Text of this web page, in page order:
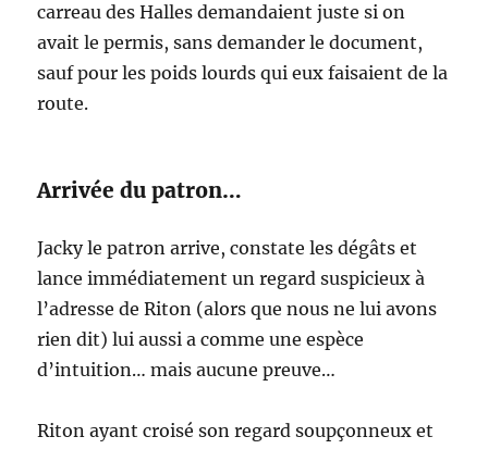
carreau des Halles demandaient juste si on
avait le permis, sans demander le document,
sauf pour les poids lourds qui eux faisaient de la
route.
Arrivée du patron…
Jacky le patron arrive, constate les dégâts et
lance immédiatement un regard suspicieux à
l’adresse de Riton (alors que nous ne lui avons
rien dit) lui aussi a comme une espèce
d’intuition… mais aucune preuve…
Riton ayant croisé son regard soupçonneux et